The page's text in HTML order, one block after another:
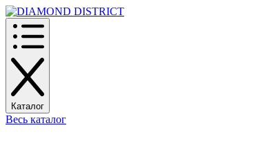
Каталог
Весь каталог